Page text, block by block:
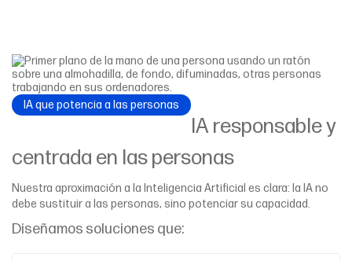
IA que potencia a las personas
IA responsable y
centrada en las personas
Nuestra aproximación a la Inteligencia Artificial es clara: la IA no
debe sustituir a las personas, sino potenciar su capacidad.
Diseñamos soluciones que: